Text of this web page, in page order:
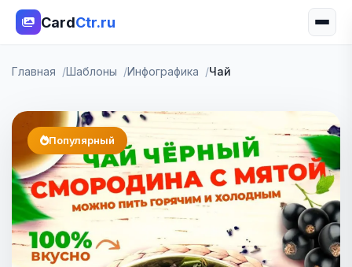
CardCtr.ru
Главная Шаблоны Инфографика Чай
Популярный